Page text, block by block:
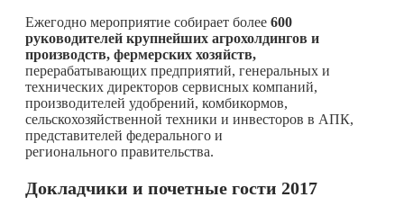
Ежегодно мероприятие собирает более 600
руководителей крупнейших агрохолдингов и
производств, фермерских хозяйств,
перерабатывающих предприятий, генеральных и
технических директоров сервисных компаний,
производителей удобрений, комбикормов,
сельскохозяйственной техники и инвесторов в АПК,
представителей федерального и
регионального правительства.
Докладчики и почетные гости 2017